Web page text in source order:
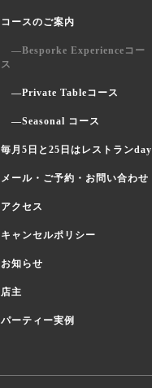
コースのご案内
―Besporke Experienceコー
ス
―Private Tableコース
―Seasonal コース
毎月5日と25日はレストランday
メール・ご予約・お問い合わせ
アクセス
キャンセルポリシー
お知らせ
店主
パーティー実例